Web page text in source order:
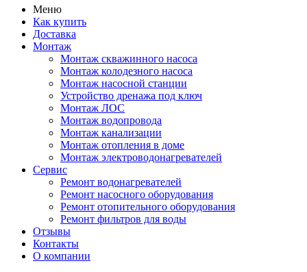
Меню
Как купить
Доставка
Монтаж
Монтаж скважинного насоса
Монтаж колодезного насоса
Монтаж насосной станции
Устройство дренажа под ключ
Монтаж ЛОС
Монтаж водопровода
Монтаж канализации
Монтаж отопления в доме
Монтаж электроводонагревателей
Сервис
Ремонт водонагревателей
Ремонт насосного оборудования
Ремонт отопительного оборудования
Ремонт фильтров для воды
Отзывы
Контакты
О компании